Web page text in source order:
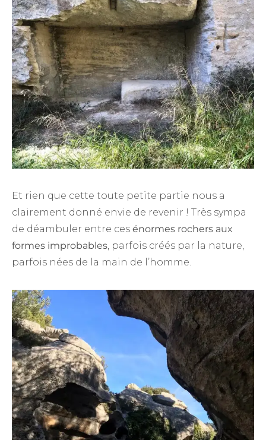
Et rien que cette toute petite partie nous a
clairement donné envie de revenir ! Très sympa
de déambuler entre ces énormes rochers aux
formes improbables, parfois créés par la nature,
parfois nées de la main de l’homme.